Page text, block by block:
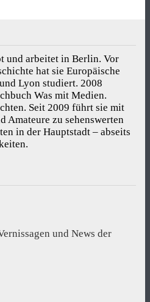
und arbeitet in Berlin. Vor
hat sie Europäische
Lyon studiert. 2008
Was mit Medien.
Seit 2009 führt sie mit
Amateure zu sehenswerten
in der Hauptstadt – abseits
und News der